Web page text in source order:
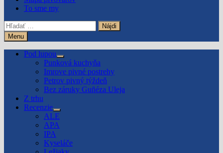
To sme my
Hľadať:
Menu
Pod lupou
Show
sub
menu
Punková kuchyňa
Imrove pivné postrehy
Petrov pivný týždeň
Bez záruky Guñéza Uleja
Z trhu
Recenzie
Show
sub
menu
ALE
APA
IPA
Kyseláče